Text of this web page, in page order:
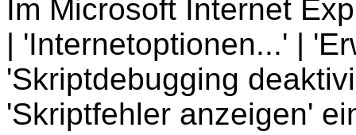
Im Microsoft Internet
| 'Internetoptionen...' |
'Skriptdebugging
'Skriptfehler anzeigen'